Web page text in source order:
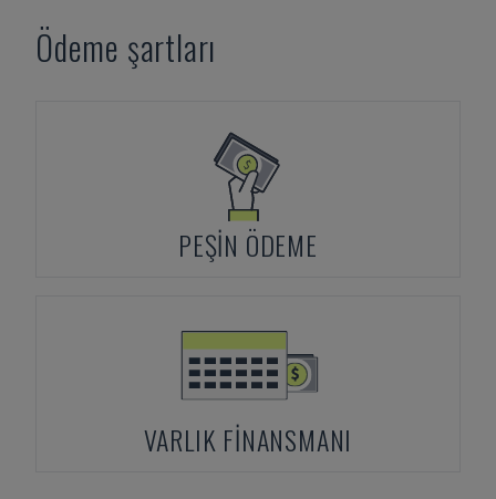
Ödeme şartları
PEŞIN ÖDEME
VARLIK FINANSMANI